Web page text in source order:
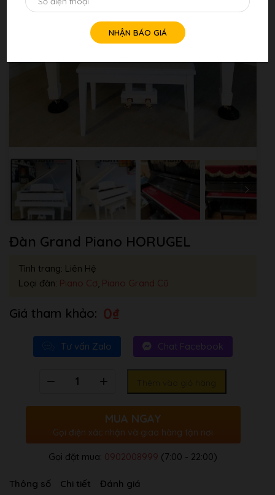
Đàn Grand Piano HORUGEL
Tình trang: Liên Hệ
Loại đàn: Piano Cơ, Piano Grand Cũ
0₫
Tư vấn Zalo Chat Facebook
MUA NGAY
Gọi điện xác nhận và giao hàng tận nơi
Gọi đặt mua: 0902008999 (7:00 - 22:00)
Thông số Chi tiết Đánh giá